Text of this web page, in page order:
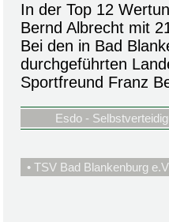
In der Top 12
Bernd Albrecht mit
Bei den in Bad
durchgeführten
Sportfreund Franz
Esdo -
• TSV Bad Blankenburg